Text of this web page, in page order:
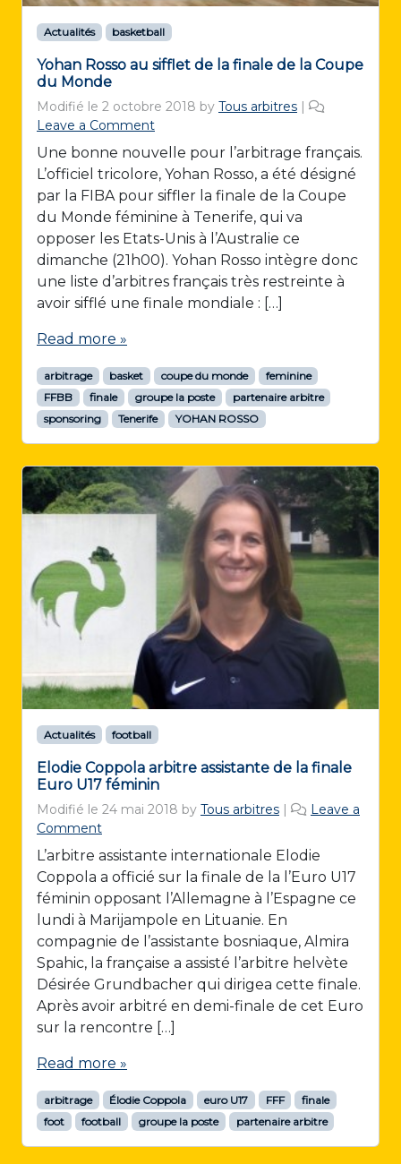
Actualités basketball
Yohan Rosso au sifflet de la finale de la Coupe
du Monde
Modifié le 2 octobre 2018 by Tous arbitres |
Leave a Comment
Une bonne nouvelle pour l’arbitrage français.
L’officiel tricolore, Yohan Rosso, a été désigné
par la FIBA pour siffler la finale de la Coupe
du Monde féminine à Tenerife, qui va
opposer les Etats-Unis à l’Australie ce
dimanche (21h00). Yohan Rosso intègre donc
une liste d’arbitres français très restreinte à
avoir sifflé une finale mondiale : […]
Read more »
arbitrage basket coupe du monde
feminine
FFBB
finale groupe la poste
partenaire arbitre
sponsoring
Tenerife YOHAN ROSSO
Actualités football
Elodie Coppola arbitre assistante de la finale
Euro U17 féminin
Modifié le 24 mai 2018 by Tous arbitres |
Leave a
Comment
L’arbitre assistante internationale Elodie
Coppola a officié sur la finale de la l’Euro U17
féminin opposant l’Allemagne à l’Espagne ce
lundi à Marijampole en Lituanie. En
compagnie de l’assistante bosniaque, Almira
Spahic, la française a assisté l’arbitre helvète
Désirée Grundbacher qui dirigea cette finale.
Après avoir arbitré en demi-finale de cet Euro
sur la rencontre […]
Read more »
arbitrage Élodie Coppola euro U17 FFF
finale
foot
football groupe la poste partenaire arbitre